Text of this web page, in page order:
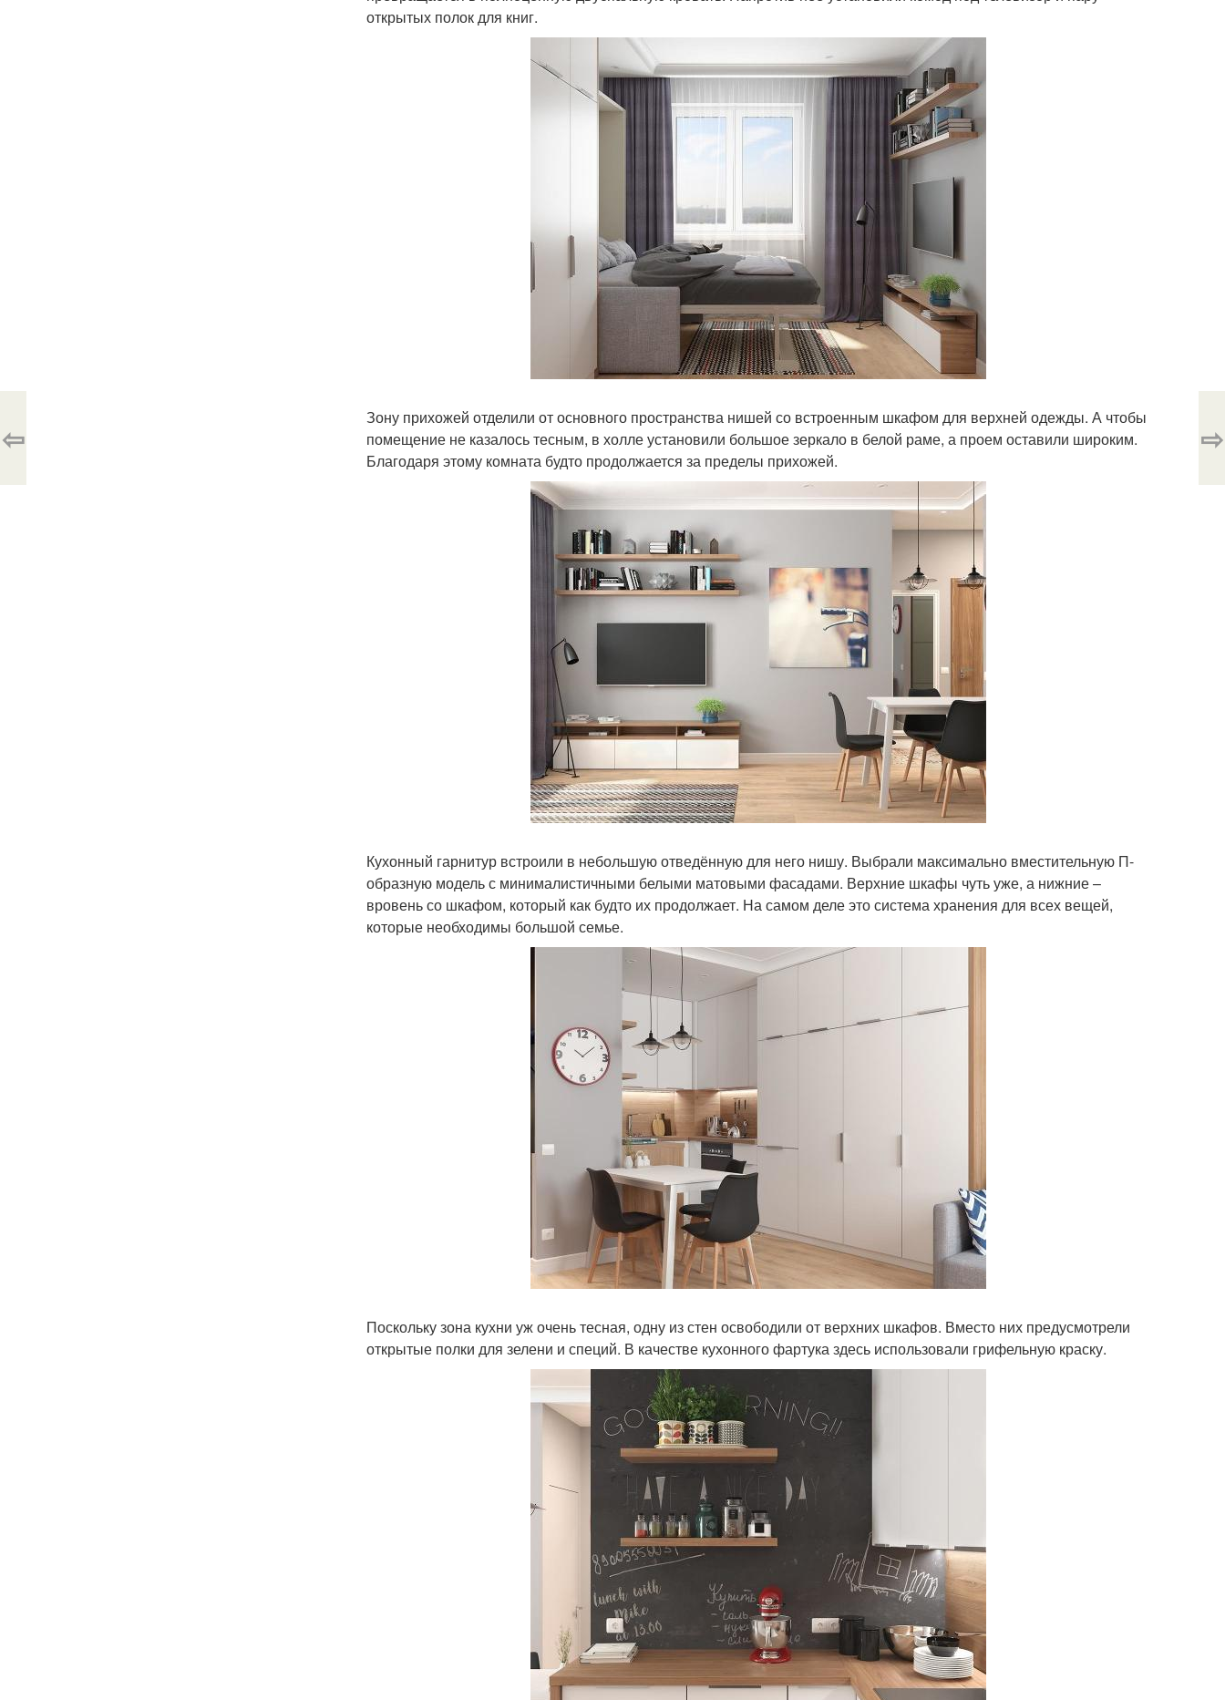
открытых полок для книг.
Зону прихожей отделили от основного пространства нишей со встроенным шкафом для верхней одежды. А чтобы
помещение не казалось тесным, в холле установили большое зеркало в белой раме, а проем оставили широким.
Благодаря этому комната будто продолжается за пределы прихожей.
Кухонный гарнитур встроили в небольшую отведённую для него нишу. Выбрали максимально вместительную П-
образную модель с минималистичными белыми матовыми фасадами. Верхние шкафы чуть уже, а нижние –
вровень со шкафом, который как будто их продолжает. На самом деле это система хранения для всех вещей,
которые необходимы большой семье.
Поскольку зона кухни уж очень тесная, одну из стен освободили от верхних шкафов. Вместо них предусмотрели
открытые полки для зелени и специй. В качестве кухонного фартука здесь использовали грифельную краску.
⇦ ⇨